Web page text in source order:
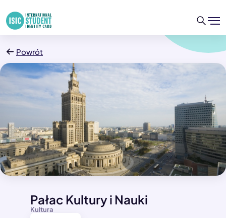
Powrót
Kultura
Pałac Kultury i Nauki